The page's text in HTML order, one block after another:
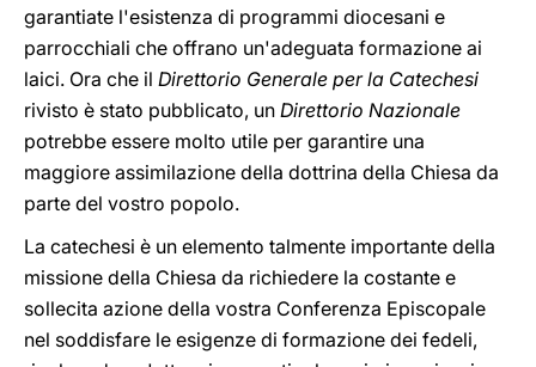
garantiate l'esistenza di programmi diocesani e
parrocchiali che offrano un'adeguata formazione ai
laici. Ora che il Direttorio Generale per la Catechesi
rivisto è stato pubblicato, un Direttorio Nazionale
potrebbe essere molto utile per garantire una
maggiore assimilazione della dottrina della Chiesa da
parte del vostro popolo.
La catechesi è un elemento talmente importante della
missione della Chiesa da richiedere la costante e
sollecita azione della vostra Conferenza Episcopale
nel soddisfare le esigenze di formazione dei fedeli,